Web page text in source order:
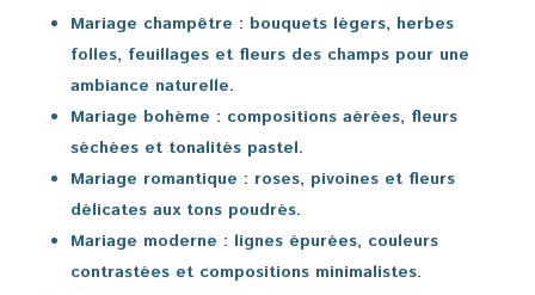
Mariage champêtre : bouquets légers, herbes
folles, feuillages et fleurs des champs pour une
ambiance naturelle.
Mariage bohème : compositions aérées, fleurs
séchées et tonalités pastel.
Mariage romantique : roses, pivoines et fleurs
délicates aux tons poudrés.
Mariage moderne : lignes épurées, couleurs
contrastées et compositions minimalistes.